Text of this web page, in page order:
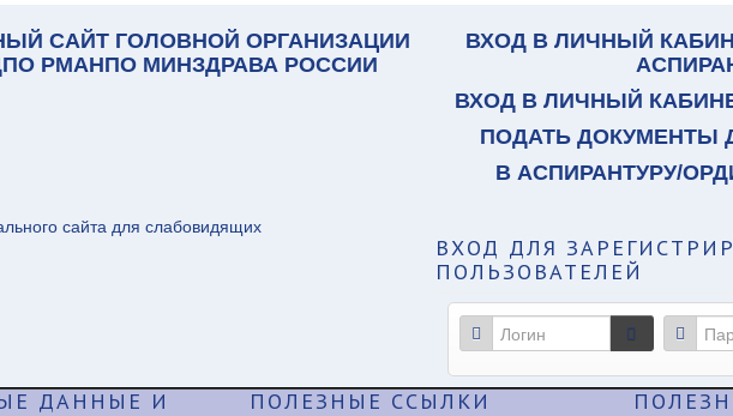
САЙТ ГОЛОВНОЙ ОРГАНИЗАЦИИ
РМАНПО МИНЗДРАВА РОССИИ
сайта для слабовидящих
ВХОД В ЛИЧНЫЙ
ВХОД В ЛИЧНЫЙ
ПОДАТЬ ДОКУМЕНТЫ
В АСПИРАНТУРУ/
ВХОД ДЛЯ
ПОЛЬЗОВАТЕЛЕЙ
ДАННЫЕ И
ПОЛЕЗНЫЕ ССЫЛКИ